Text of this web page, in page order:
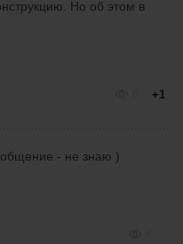
Но об этом в
+1
- не знаю )